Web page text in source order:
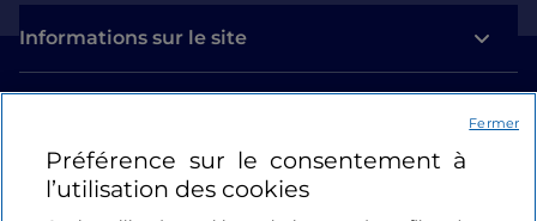
Informations sur le site
Se connecter
Préférence sur le consentement à
l’utilisation des cookies
Fermer